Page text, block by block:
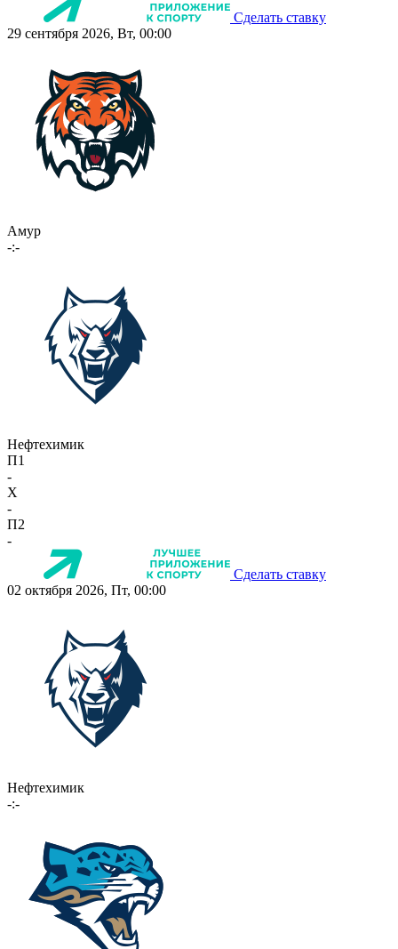
Сделать ставку
29 сентября 2026, Вт, 00:00
Амур
-:-
Нефтехимик
П1
-
X
-
П2
-
Сделать ставку
02 октября 2026, Пт, 00:00
Нефтехимик
-:-